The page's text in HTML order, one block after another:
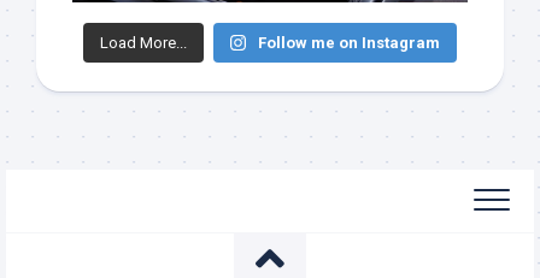
Load More... Follow me on Instagram